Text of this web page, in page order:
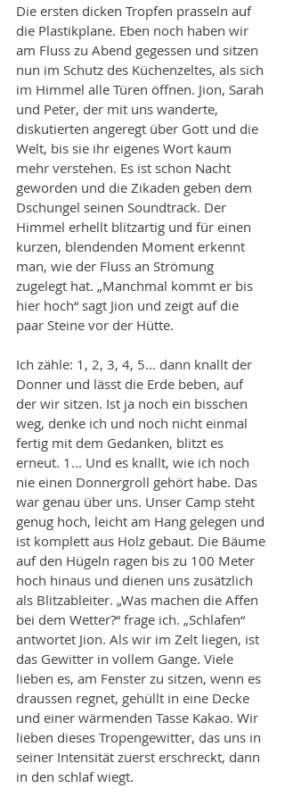
Die ersten dicken Tropfen prasseln auf
die Plastikplane. Eben noch haben wir
am Fluss zu Abend gegessen und sitzen
nun im Schutz des Küchenzeltes, als sich
im Himmel alle Türen öffnen. Jion, Sarah
und Peter, der mit uns wanderte,
diskutierten angeregt über Gott und die
Welt, bis sie ihr eigenes Wort kaum
mehr verstehen. Es ist schon Nacht
geworden und die Zikaden geben dem
Dschungel seinen Soundtrack. Der
Himmel erhellt blitzartig und für einen
kurzen, blendenden Moment erkennt
man, wie der Fluss an Strömung
zugelegt hat. „Manchmal kommt er bis
hier hoch“ sagt Jion und zeigt auf die
paar Steine vor der Hütte.
Ich zähle: 1, 2, 3, 4, 5... dann knallt der
Donner und lässt die Erde beben, auf
der wir sitzen. Ist ja noch ein bisschen
weg, denke ich und noch nicht einmal
fertig mit dem Gedanken, blitzt es
erneut. 1... Und es knallt, wie ich noch
nie einen Donnergroll gehört habe. Das
war genau über uns. Unser Camp steht
genug hoch, leicht am Hang gelegen und
ist komplett aus Holz gebaut. Die Bäume
auf den Hügeln ragen bis zu 100 Meter
hoch hinaus und dienen uns zusätzlich
als Blitzableiter. „Was machen die Affen
bei dem Wetter?“ frage ich. „Schlafen“
antwortet Jion. Als wir im Zelt liegen, ist
das Gewitter in vollem Gange. Viele
lieben es, am Fenster zu sitzen, wenn es
draussen regnet, gehüllt in eine Decke
und einer wärmenden Tasse Kakao. Wir
lieben dieses Tropengewitter, das uns in
seiner Intensität zuerst erschreckt, dann
in den schlaf wiegt.